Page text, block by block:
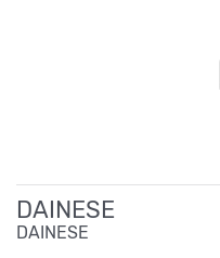
DAINESE
DAINESE